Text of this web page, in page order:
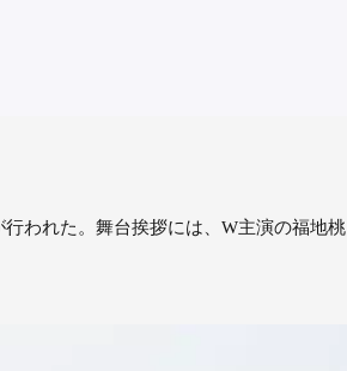
われた。舞台挨拶には、W主演の福地桃